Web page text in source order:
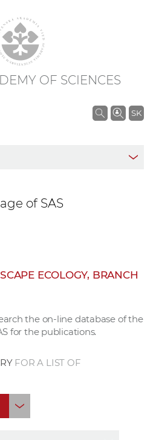
OF SCIENCES
SK
S
w
k
of SAS
ECOLOGY, BRANCH
the on-line database of the
for the publications.
FOR A LIST OF